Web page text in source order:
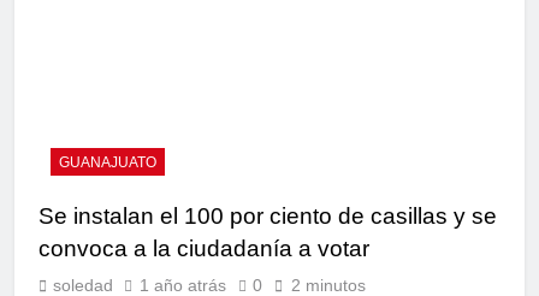
GUANAJUATO
Se instalan el 100 por ciento de casillas y se
convoca a la ciudadanía a votar
soledad 1 año atrás 0 2 minutos